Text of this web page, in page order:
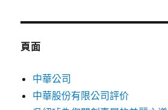
鍵
頁面
中華公司
中華股份有限公司評价